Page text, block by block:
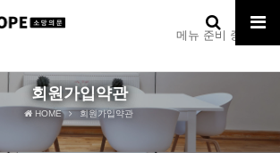
메뉴 준비 중입니다.
회원가입약관
HOME 회원가입약관